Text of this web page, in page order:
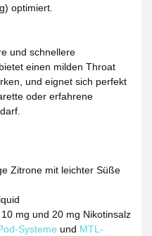
optimiert.
und schnellere
einen milden Throat
und eignet sich perfekt
oder erfahrene
Zitrone mit leichter Süße
mg und 20 mg Nikotinsalz
Systeme und MTL-